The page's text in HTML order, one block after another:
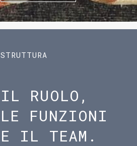
STRUTTURA
IL RUOLO,
LE FUNZIONI
E IL TEAM.